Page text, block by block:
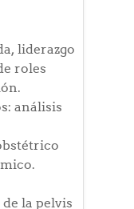
liderazgo
roles
análisis
la pelvis